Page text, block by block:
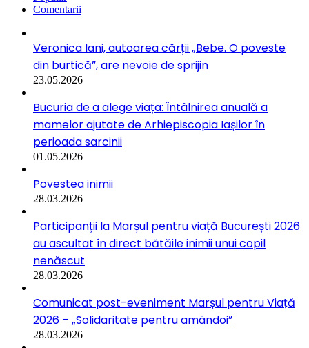
Comentarii
Veronica Iani, autoarea cărții „Bebe. O poveste
din burtică”, are nevoie de sprijin
23.05.2026
Bucuria de a alege viața: Întâlnirea anuală a
mamelor ajutate de Arhiepiscopia Iașilor în
perioada sarcinii
01.05.2026
Povestea inimii
28.03.2026
Participanții la Marșul pentru viață București 2026
au ascultat în direct bătăile inimii unui copil
nenăscut
28.03.2026
Comunicat post-eveniment Marșul pentru Viață
2026 – „Solidaritate pentru amândoi”
28.03.2026